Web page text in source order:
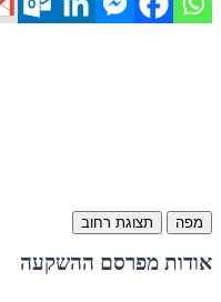
מפה תצוגת רחוב
אודות מפרסם ההשקעה